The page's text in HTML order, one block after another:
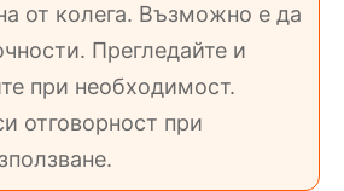
от колега. Възможно е да
Прегледайте и
при необходимост.
отговорност при